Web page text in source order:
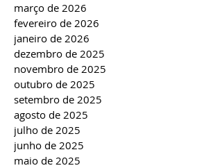
março de 2026
fevereiro de 2026
janeiro de 2026
dezembro de 2025
novembro de 2025
outubro de 2025
setembro de 2025
agosto de 2025
julho de 2025
junho de 2025
maio de 2025